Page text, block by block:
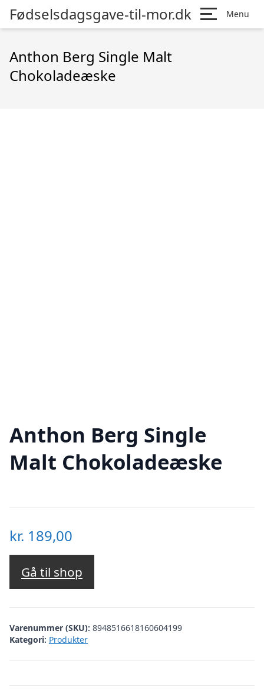
Fødselsdagsgave-til-mor.dk Menu
Anthon Berg Single Malt
Chokoladeæske
Anthon Berg Single
Malt Chokoladeæske
kr. 189,00
Gå til shop
Varenummer (SKU): 8948516618160604199
Kategori: Produkter